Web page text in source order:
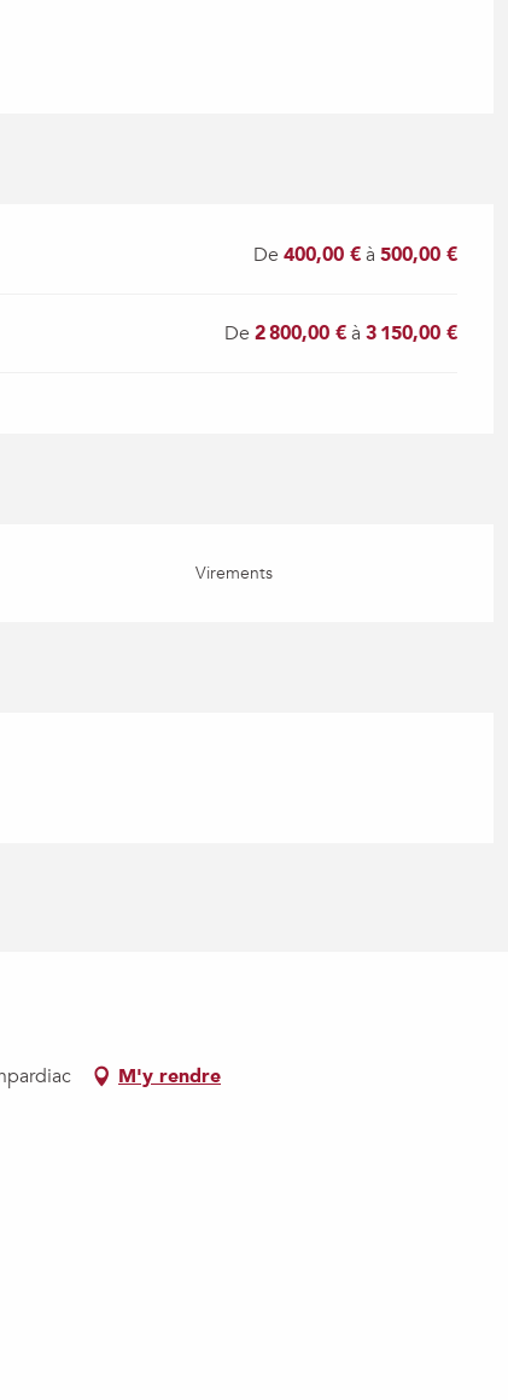
De400,00 €à500,00 €
De2 800,00 €à3 150,00 €
Virements
M'y rendre